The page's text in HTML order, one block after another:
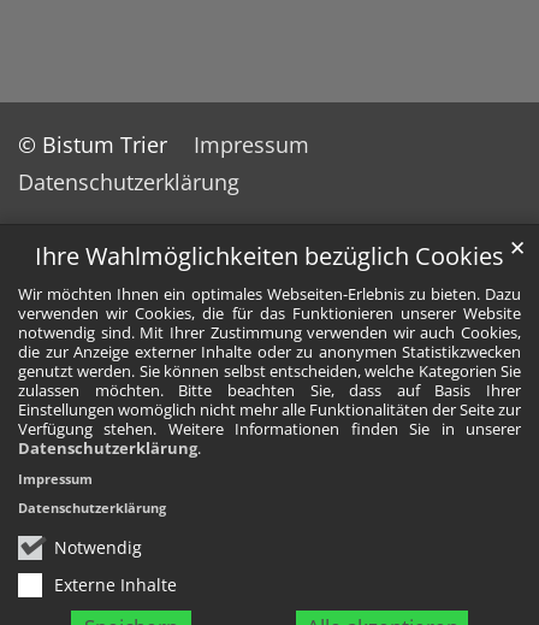
Ihre Wahlmöglichkeiten bezüglich Cookies
Wir möchten Ihnen ein optimales Webseiten-Erlebnis zu bieten. Dazu
verwenden wir Cookies, die für das Funktionieren unserer Website
notwendig sind. Mit Ihrer Zustimmung verwenden wir auch Cookies,
die zur Anzeige externer Inhalte oder zu anonymen Statistikzwecken
genutzt werden. Sie können selbst entscheiden, welche Kategorien Sie
zulassen möchten. Bitte beachten Sie, dass auf Basis Ihrer
Einstellungen womöglich nicht mehr alle Funktionalitäten der Seite zur
Verfügung stehen. Weitere Informationen finden Sie in unserer
Datenschutzerklärung.
Notwendig
Externe Inhalte
✕
Impressum
Datenschutzerklärung
© Bistum Trier
Impressum
Datenschutzerklärung